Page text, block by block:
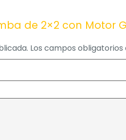
de 2×2 con Motor
Los campos